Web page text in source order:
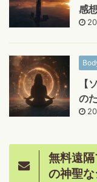
感
【
の
無料遠
の神聖